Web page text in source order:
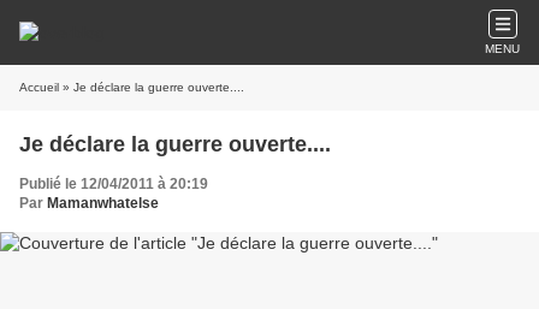
MENU
Accueil » Je déclare la guerre ouverte....
Je déclare la guerre ouverte....
Publié le 12/04/2011 à 20:19
Par Mamanwhatelse